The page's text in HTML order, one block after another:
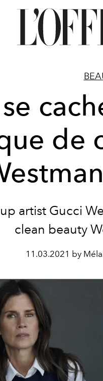
de
artist Gucci
clean beauty
11.03.2021 by